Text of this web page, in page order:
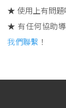
★ 使用上有問題
★ 有任何協助
我們聯繫 ！